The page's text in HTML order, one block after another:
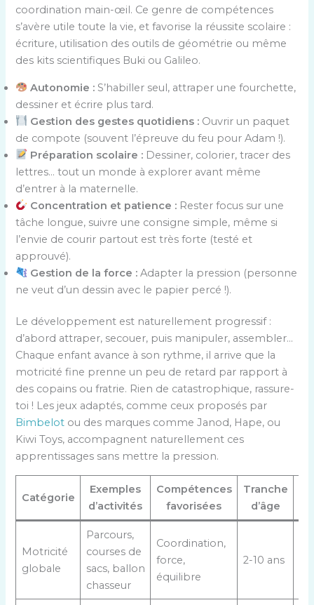
coordination main-œil. Ce genre de compétences
s’avère utile toute la vie, et favorise la réussite scolaire :
écriture, utilisation des outils de géométrie ou même
des kits scientifiques Buki ou Galileo.
Autonomie : S’habiller seul, attraper une fourchette,
dessiner et écrire plus tard.
Gestion des gestes quotidiens : Ouvrir un paquet
de compote (souvent l’épreuve du feu pour Adam !).
Préparation scolaire : Dessiner, colorier, tracer des
lettres… tout un monde à explorer avant même
d’entrer à la maternelle.
Concentration et patience : Rester focus sur une
tâche longue, suivre une consigne simple, même si
l’envie de courir partout est très forte (testé et
approuvé).
Gestion de la force : Adapter la pression (personne
ne veut d’un dessin avec le papier percé !).
Le développement est naturellement progressif :
d’abord attraper, secouer, puis manipuler, assembler…
Chaque enfant avance à son rythme, il arrive que la
motricité fine prenne un peu de retard par rapport à
des copains ou fratrie. Rien de catastrophique, rassure-
toi ! Les jeux adaptés, comme ceux proposés par
Bimbelot ou des marques comme Janod, Hape, ou
Kiwi Toys, accompagnent naturellement ces
apprentissages sans mettre la pression.
Catégorie
Exemples
d’activités
Compétences
favorisées
Tranche
d’âge
Motricité
globale
Parcours,
courses de
sacs, ballon
chasseur
Coordination,
force,
équilibre
2-10 ans